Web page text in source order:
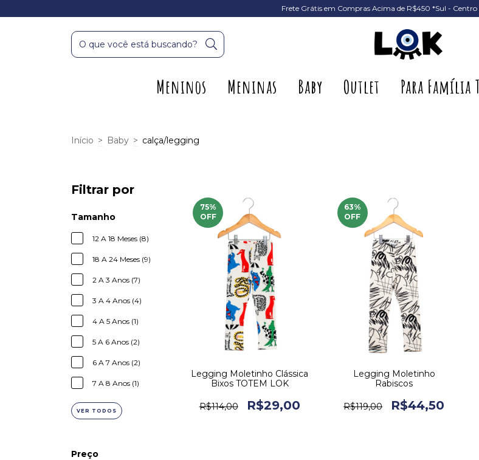
Frete Grátis em Compras Acima de R$450 *Sul - Centro
Meninos Meninas Baby Outlet Para Família
Início > Baby > calça/legging
Filtrar por
Tamanho
12 A 18 Meses (8)
18 A 24 Meses (9)
2 A 3 Anos (7)
3 A 4 Anos (4)
4 A 5 Anos (1)
5 A 6 Anos (2)
6 A 7 Anos (2)
7 A 8 Anos (1)
VER TODOS
Preço
75%
OFF
Legging Moletinho Clássica
Bixos TOTEM LOK
R$114,00 R$29,00
63%
OFF
Legging Moletinho
Rabiscos
R$119,00 R$44,50